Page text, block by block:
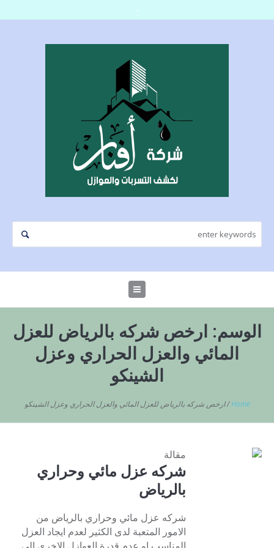
الوسم: ارخص شركه بالرياض للعزل
المائي والعزل الحراري وعزل
الشينكو
Home
/ارخص شركه بالرياض للعزل المائي والعزل الحراري وعزل الشينكو
مقالة
شركه عزل مائي وحراري
بالرياض
شركه عزل مائي وحراري بالرياض من
الامور المتعبة لدى الكثير لعدم ايجاد العزل